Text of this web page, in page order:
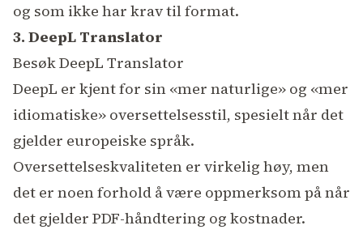
og som ikke har krav til format.
3. DeepL Translator
Besøk DeepL Translator
DeepL er kjent for sin «mer naturlige» og «mer
idiomatiske» oversettelsesstil, spesielt når det
gjelder europeiske språk.
Oversettelseskvaliteten er virkelig høy, men
det er noen forhold å være oppmerksom på når
det gjelder PDF-håndtering og kostnader.